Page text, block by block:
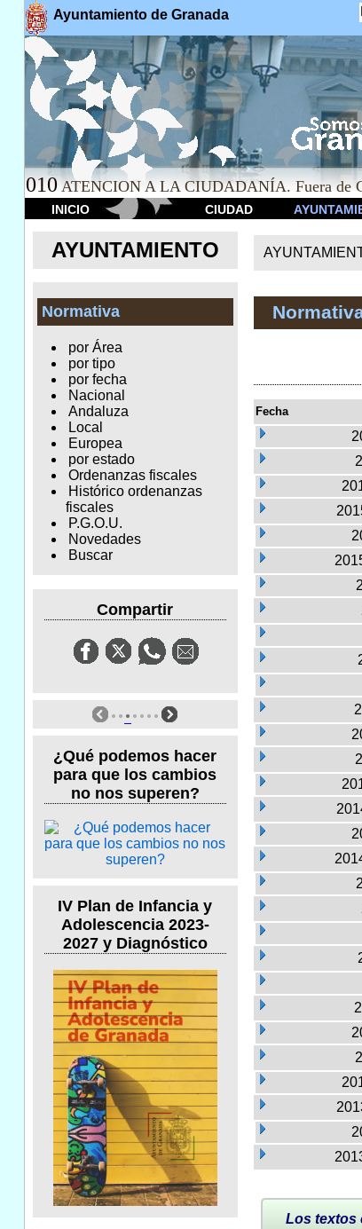
Ayuntamiento de Granada
010 ATENCION A LA CIUDADANÍA. Fuera de
INICIO CIUDAD
AYUNTAMIENTO
Normativa
por Área
por tipo
por fecha
Nacional
Andaluza
Local
Europea
por estado
Ordenanzas fiscales
Histórico ordenanzas
fiscales
P.G.O.U.
Novedades
Buscar
Compartir
¿Qué podemos hacer
para que los cambios
no nos superen?
IV Plan de Infancia y
Adolescencia 2023-
2027 y Diagnóstico
Fecha
Los textos